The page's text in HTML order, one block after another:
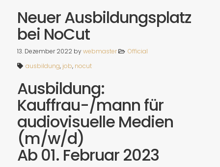
Neuer Ausbildungsplatz
bei NoCut
13. Dezember 2022 bywebmaster
Official
ausbildung, job, nocut
Ausbildung:
Kauffrau-/mann für
audiovisuelle Medien
(m/w/d)
Ab 01. Februar 2023